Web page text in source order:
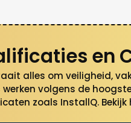
en
alles om veiligheid,
volgens de
zoals InstallQ. Bekijk